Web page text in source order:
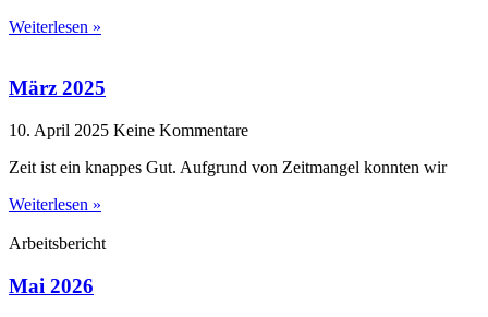
Weiterlesen »
März 2025
10. April 2025 Keine Kommentare
Zeit ist ein knappes Gut. Aufgrund von Zeitmangel konnten wir
Weiterlesen »
Arbeitsbericht
Mai 2026